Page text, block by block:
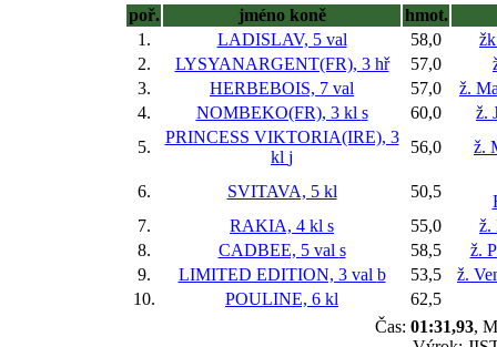
poř. jméno koně
hmot.
1.
LADISLAV, 5 val 58,0
2.
LYSYANARGENT(FR), 3 hř 57,0
3.
HERBEBOIS, 7 val 57,0
ž.
4.
NOMBEKO(FR), 3 kl s 60,0
ž.
5.
PRINCESS VIKTORIA(IRE), 3
kl j
56,0 ž.
6. SVITAVA, 5 kl 50,5
7.
RAKIA, 4 kl s 55,0
ž.
8.
CADBEE, 5 val s 58,5
ž.
9.
LIMITED EDITION, 3 val b 53,5
ž.
10.
POULINE, 6 kl
62,5
Čas: 01:31,93,